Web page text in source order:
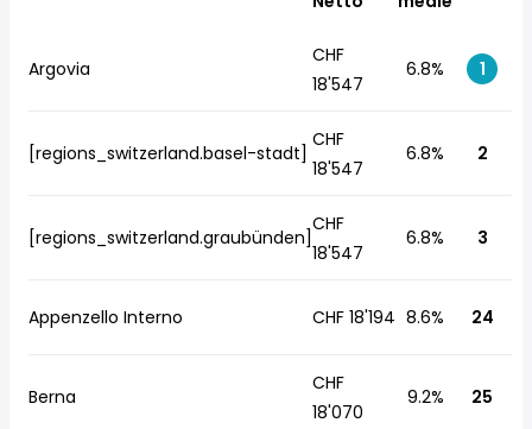
Argovia
CHF
18'547
6.8% 1
[regions_switzerland.basel-stadt]
CHF
18'547
6.8% 2
[regions_switzerland.graubünden]
CHF
18'547
6.8% 3
Appenzello Interno CHF 18'194 8.6% 24
Berna
CHF
18'070
9.2% 25